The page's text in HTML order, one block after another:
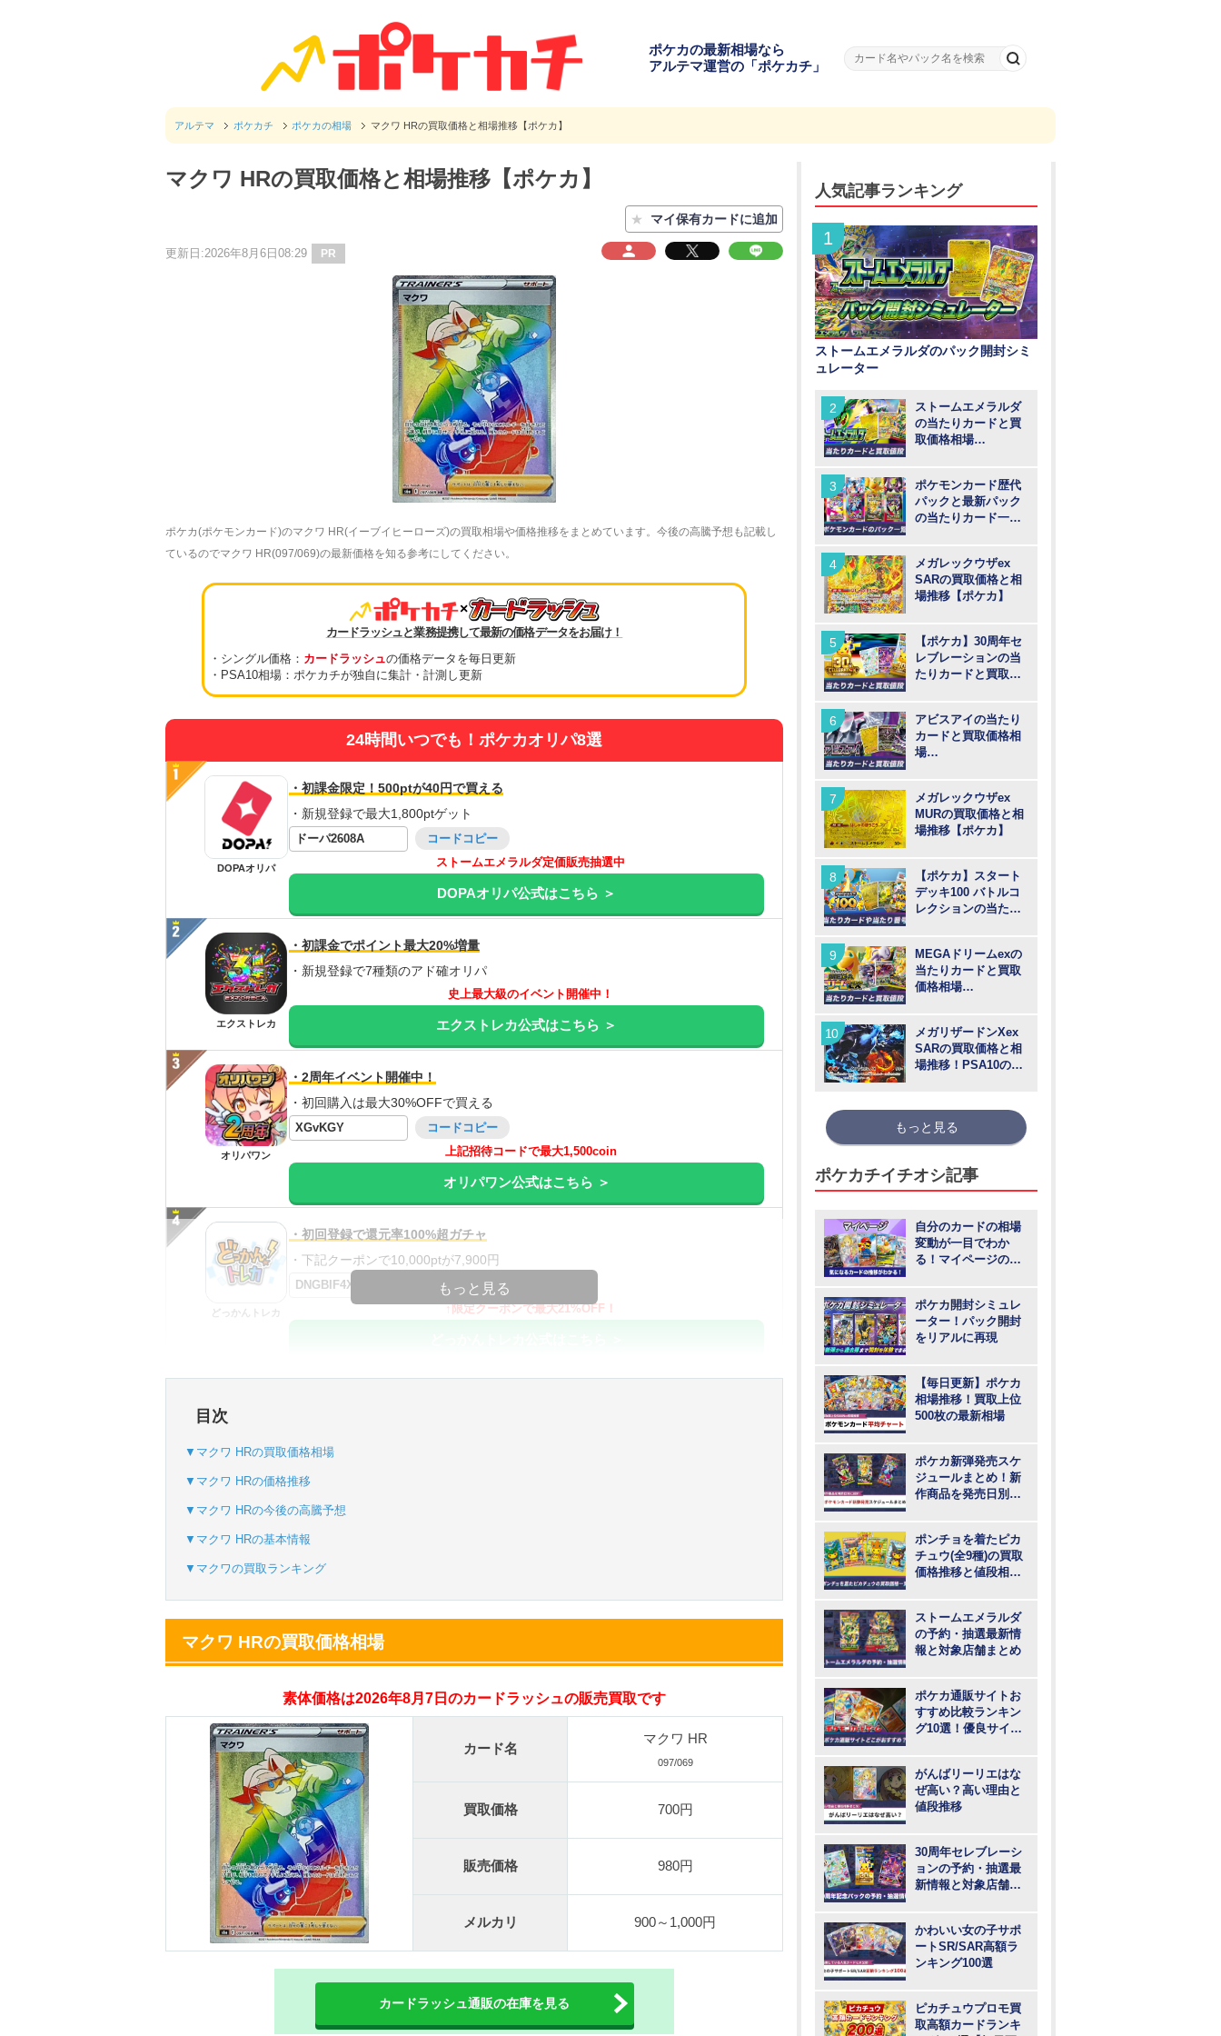
ポケカの最新相場なら
アルテマ運営の「ポケカチ」
アルテマ ポケカチ ポケカの相場 マクワ HRの買取価格と相場推移【ポケカ】
マクワ HRの買取価格と相場推移【ポケカ】
★ マイ保有カードに追加
更新日:2026年8月6日08:29 PR
ポケカ(ポケモンカード)のマクワ HR(イーブイヒーローズ)の買取相場や価格推移をまとめています。今後の高騰予想も記載し
ているのでマクワ HR(097/069)の最新価格を知る参考にしてください。
×
カードラッシュと業務提携して最新の価格データをお届け！
・シングル価格： カードラッシュ の価格データを毎日更新
・PSA10相場：ポケカチが独自に集計・計測し更新
24時間いつでも！ポケカオリパ8選
DOPAオリパ
・初課金限定！500ptが40円で買える
・新規登録で最大1,800ptゲット
ドーパ2608A
コードコピー
ストームエメラルダ定価販売抽選中
DOPAオリパ公式はこちら ＞
エクストレカ
・初課金でポイント最大20%増量
・新規登録で7種類のアド確オリパ
史上最大級のイベント開催中！
エクストレカ公式はこちら ＞
オリパワン
・2周年イベント開催中！
・初回購入は最大30%OFFで買える
XGvKGY
コードコピー
上記招待コードで最大1,500coin
オリパワン公式はこちら ＞
どっかんトレカ
・初回登録で還元率100%超ガチャ
・下記クーポンで10,000ptが7,900円
DNGBIF4X
コードコピー
↑限定クーポンで最大21%OFF！
・新規登録で6種類アド確解禁
・1,000円で1,500coin買える
小口で当たりやすい穴場オリパ
オリくじ
・新規限定！8種類の激熱オリパ
オリくじ公式はこちら ＞
TORAオリパ
・リリース1周年イベント開催中！
・新規登録で最大90%OFF
初回登録で4種類アド確解放
TORAオリパ公式はこちら ＞
もっと見る
目次
▼マクワ HRの買取価格相場
▼マクワ HRの価格推移
▼マクワ HRの今後の高騰予想
▼マクワ HRの基本情報
▼マクワの買取ランキング
マクワ HRの買取価格相場
素体価格は2026年8月7日のカードラッシュの販売買取です
カード名
マクワ HR
097/069
買取価格 700円
販売価格 980円
メルカリ 900～1,000円
カードラッシュ通販の在庫を見る
人気記事ランキング
ストームエメラルダのパック開封シミ
ュレーター
ストームエメラルダ
の当たりカードと買
取価格相場
ポケモンカード歴代
パックと最新パック
の当たりカード一覧
メガレックウザex
SARの買取価格と相
場推移【ポケカ】
【ポケカ】30周年セ
レブレーションの当
たりカードと買取価
アビスアイの当たり
カードと買取価格相
場
メガレックウザex
MURの買取価格と相
場推移【ポケカ】
【ポケカ】スタート
デッキ100 バトルコ
レクションの当たり
MEGAドリームexの
当たりカードと買取
価格相場
メガリザードンXex
SARの買取価格と相
場推移！PSA10の値
もっと見る
ポケカチイチオシ記事
自分のカードの相場
変動が一目でわか
る！マイページの登
ポケカ開封シミュレ
ーター！パック開封
をリアルに再現
【毎日更新】ポケカ
相場推移！買取上位
500枚の最新相場
ポケカ新弾発売スケ
ジュールまとめ！新
作商品を発売日別に
ポンチョを着たピカ
チュウ(全9種)の買取
価格推移と値段相
ストームエメラルダ
の予約・抽選最新情
報と対象店舗まとめ
ポケカ通販サイトお
すすめ比較ランキン
グ10選！優良サイト
がんばリーリエはな
ぜ高い？高い理由と
値段推移
30周年セレブレーシ
ョンの予約・抽選最
新情報と対象店舗ま
かわいい女の子サポ
ートSR/SAR高額ラ
ンキング100選
ピカチュウプロモ買
取高額カードランキ